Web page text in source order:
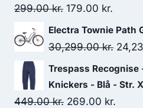
599.51 kr..
299.00kr. Original
price
was:
179.00 kr.
price
is:
Electra Townie Path
30,299.00kr.
price
was:
Trespass Recognise
Knickers - Blå - Str.
449.00kr. Original
269.00 kr.